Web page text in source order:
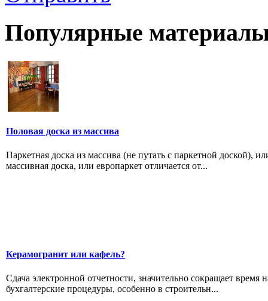
Популярные
Половая доска из массива
Паркетная доска из массива (не путать с паркетной доской),
массивная доска, или европаркет отличается от...
Керамогранит или кафель?
Сдача электронной отчетности, значительно сокращает время
бухгалтерские процедуры, особенно в строительн...